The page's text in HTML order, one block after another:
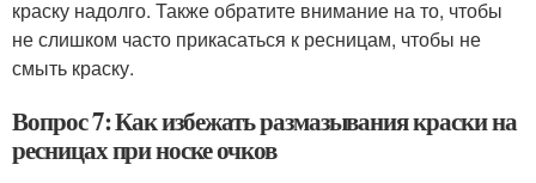
краску надолго. Также обратите внимание на то, чтобы
не слишком часто прикасаться к ресницам, чтобы не
смыть краску.
Вопрос 7: Как избежать размазывания краски на
ресницах при носке очков